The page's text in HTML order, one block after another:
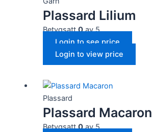
Plassard Lilium
Betygsatt0av 5
Login to see price
Login to view price
Plassard
Plassard Macaron
Betygsatt0av 5
Marknadsföring
Genom att dela
med dig av dina
intressen och
ökar du chansen
att få se
personligt
anpassat innehåll
erbjudanden.